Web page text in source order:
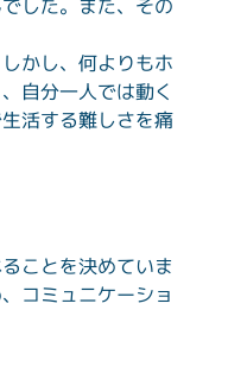
した。また、その
かし、何よりもホ
自分一人では動く
活する難しさを痛
ことを決めていま
コミュニケーショ